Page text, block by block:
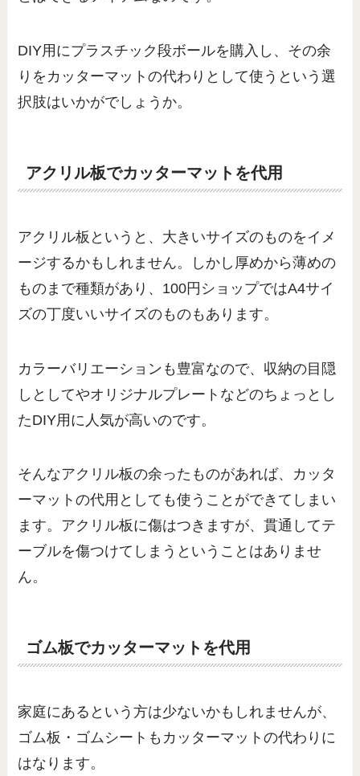
DIY用にプラスチック段ボールを購入し、その余
りをカッターマットの代わりとして使うという選
択肢はいかがでしょうか。
アクリル板でカッターマットを代用
アクリル板というと、大きいサイズのものをイメ
ージするかもしれません。しかし厚めから薄めの
ものまで種類があり、100円ショップではA4サイ
ズの丁度いいサイズのものもあります。
カラーバリエーションも豊富なので、収納の目隠
しとしてやオリジナルプレートなどのちょっとし
たDIY用に人気が高いのです。
そんなアクリル板の余ったものがあれば、カッタ
ーマットの代用としても使うことができてしまい
ます。アクリル板に傷はつきますが、貫通してテ
ーブルを傷つけてしまうということはありませ
ん。
ゴム板でカッターマットを代用
家庭にあるという方は少ないかもしれませんが、
ゴム板・ゴムシートもカッターマットの代わりに
はなります。